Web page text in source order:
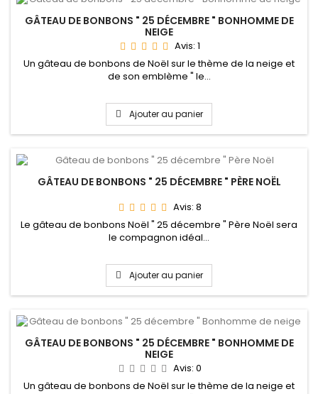
GÂTEAU DE BONBONS " 25 DÉCEMBRE " BONHOMME DE
NEIGE
Avis: 1
Un gâteau de bonbons de Noël sur le thème de la neige et
de son emblème " le...
Ajouter au panier
GÂTEAU DE BONBONS " 25 DÉCEMBRE " PÈRE NOËL
Avis: 8
Le gâteau de bonbons Noël " 25 décembre " Père Noël sera
le compagnon idéal...
Ajouter au panier
GÂTEAU DE BONBONS " 25 DÉCEMBRE " BONHOMME DE
NEIGE
Avis: 0
Un gâteau de bonbons de Noël sur le thème de la neige et